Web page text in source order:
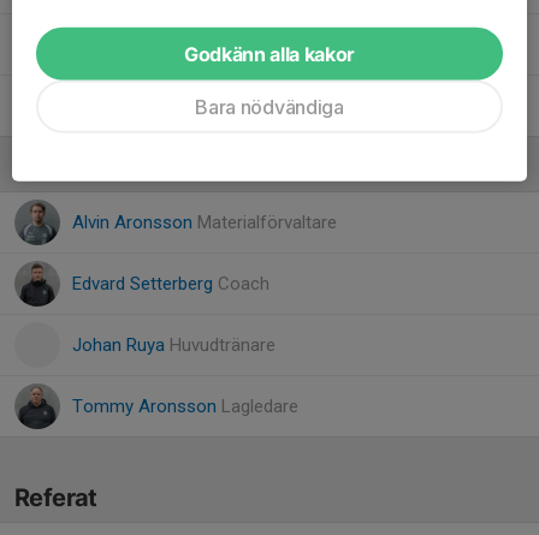
4. Nils Akai Rosell
Alvin Aronsson Materialförvaltare
Edvard Setterberg Coach
Johan Ruya Huvudtränare
Tommy Aronsson Lagledare
Referat
Godkänn alla kakor
Bara nödvändiga